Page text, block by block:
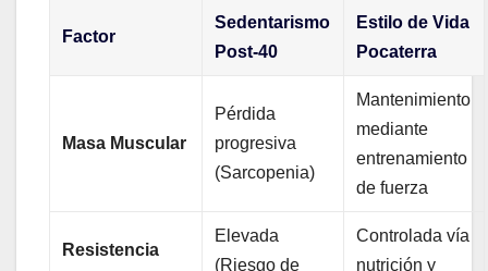
Factor
Sedentarismo
Post-40
Estilo de Vida
Pocaterra
Masa Muscular
Pérdida
progresiva
(Sarcopenia)
Mantenimiento
mediante
entrenamiento
de fuerza
Resistencia
Elevada
(Riesgo de
Controlada vía
nutrición y